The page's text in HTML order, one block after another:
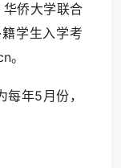
侨大学联合
学生入学考
。
年5月份，